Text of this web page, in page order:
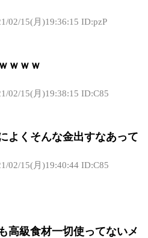
02/15(月)19:36:15 ID:pzP
ｗｗｗ
02/15(月)19:38:15 ID:C85
よくそんな金出すなあって
02/15(月)19:40:44 ID:C85
高級食材一切使ってないメ